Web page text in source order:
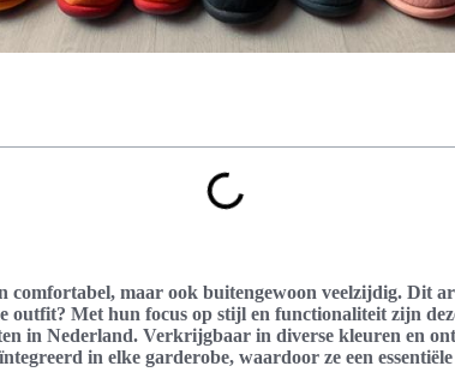
comfortabel, maar ook buitengewoon veelzijdig. Dit
outfit? Met hun focus op stijl en functionaliteit zijn
in Nederland. Verkrijgbaar in diverse kleuren en
in elke garderobe, waardoor ze een